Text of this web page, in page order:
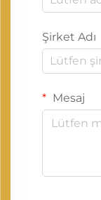
Şirket Adı
Mesaj